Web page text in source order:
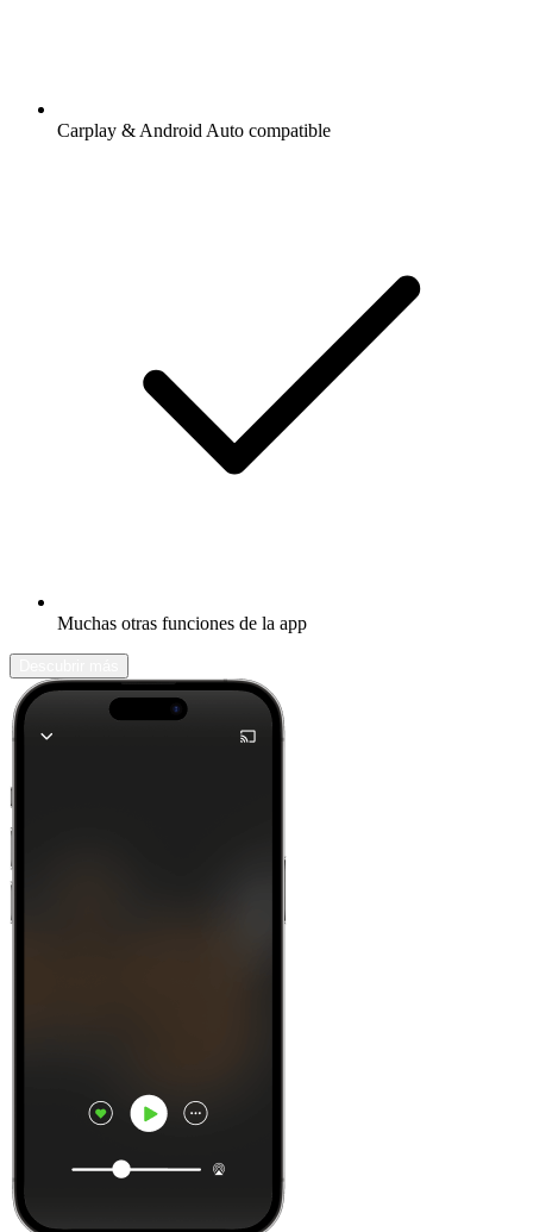
Carplay & Android Auto compatible
Muchas otras funciones de la app